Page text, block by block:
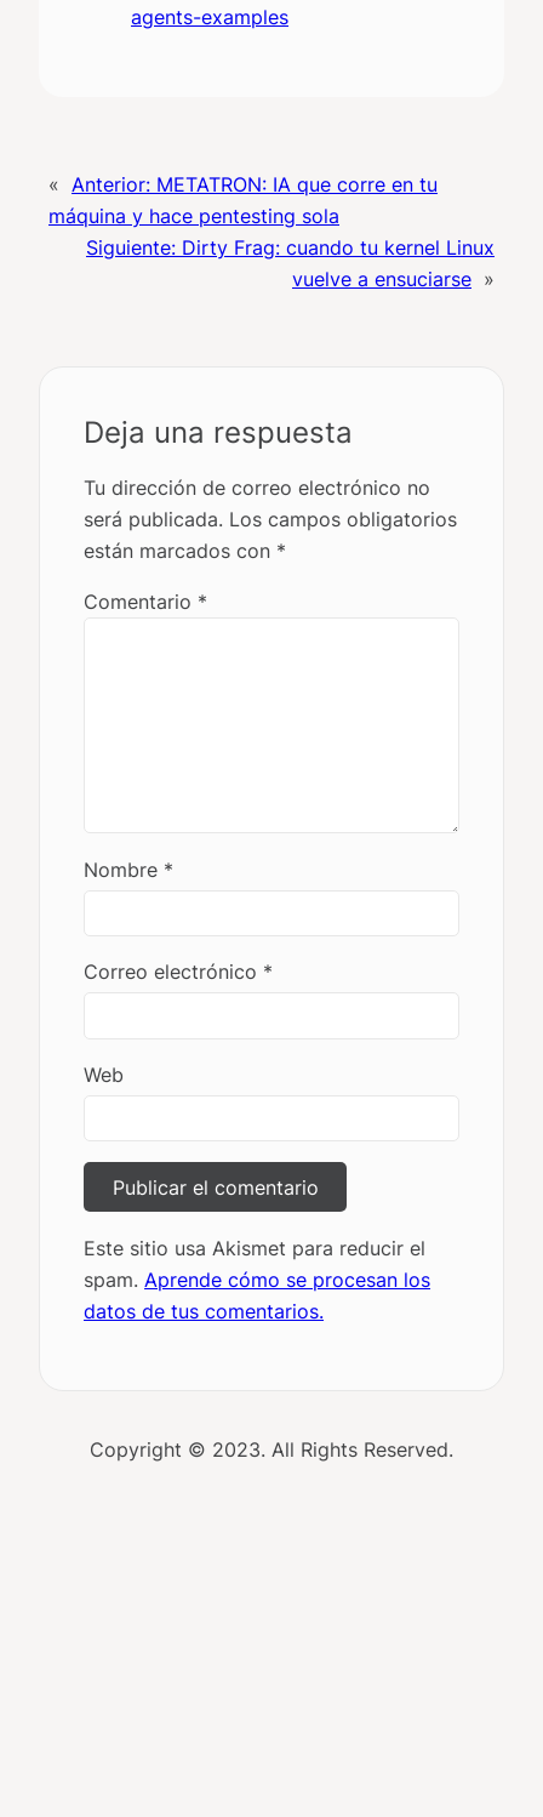
agents-examples
« Anterior: METATRON: IA que corre en tu
máquina y hace pentesting sola
Siguiente: Dirty Frag: cuando tu kernel Linux
vuelve a ensuciarse »
Deja una respuesta
Tu dirección de correo electrónico no
será publicada. Los campos obligatorios
están marcados con *
Comentario *
Nombre *
Correo electrónico *
Web
Este sitio usa Akismet para reducir el
spam. Aprende cómo se procesan los
datos de tus comentarios.
Copyright © 2023. All Rights Reserved.